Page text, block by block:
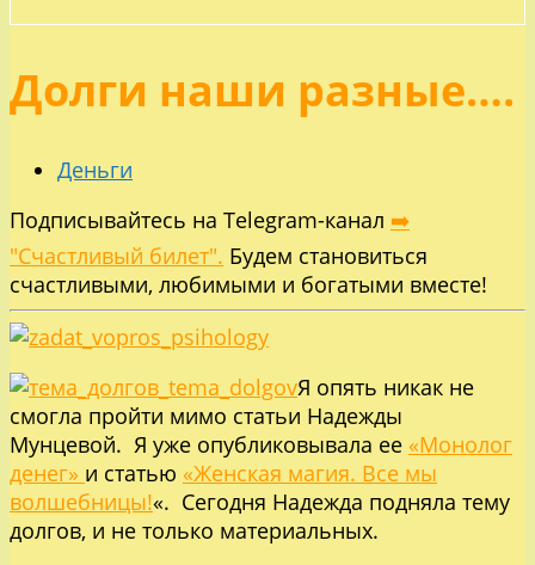
Долги наши разные….
Деньги
Подписывайтесь на Telegram-канал ➡️
"Счастливый билет". Будем становиться
счастливыми, любимыми и богатыми вместе!
Я опять никак не
смогла пройти мимо статьи Надежды
Мунцевой. Я уже опубликовывала ее «Монолог
денег» и статью «Женская магия. Все мы
волшебницы!«. Сегодня Надежда подняла тему
долгов, и не только материальных.